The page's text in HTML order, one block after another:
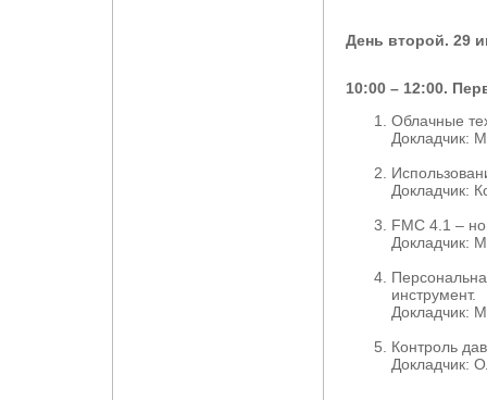
День второй. 29
10:00 – 12:00.
Облачные
Докладчик:
Докладчик:
FMC 4.1 –
Докладчик:
инструмент.
Докладчик:
Контроль
Докладчик: